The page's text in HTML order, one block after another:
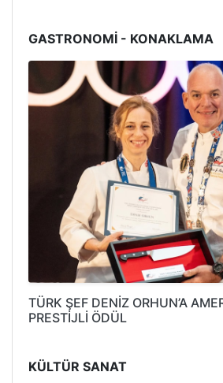
GASTRONOMİ - KONAKLAMA
TÜRK ŞEF DENİZ ORHUN’A
PRESTİJLİ ÖDÜL
KÜLTÜR SANAT